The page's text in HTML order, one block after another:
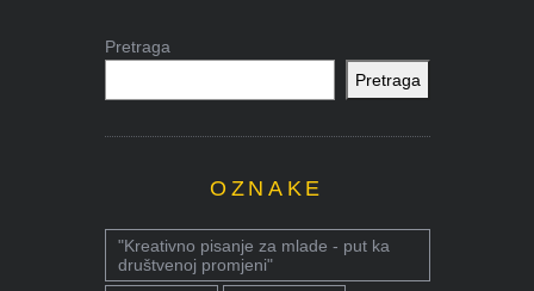
Pretraga
Pretraga
OZNAKE
"Kreativno pisanje za mlade - put ka
društvenoj promjeni"